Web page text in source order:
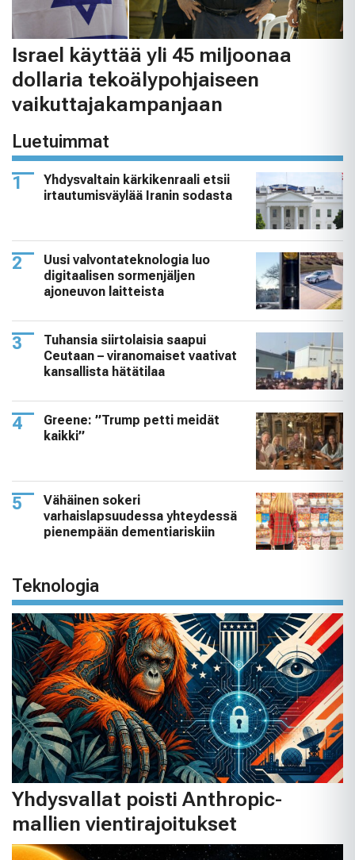
Israel käyttää yli 45 miljoonaa
dollaria tekoälypohjaiseen
vaikuttajakampanjaan
Luetuimmat
Yhdysvaltain kärkikenraali etsii
irtautumisväylää Iranin sodasta
Uusi valvontateknologia luo
digitaalisen sormenjäljen
ajoneuvon laitteista
Tuhansia siirtolaisia saapui
Ceutaan – viranomaiset vaativat
kansallista hätätilaa
Greene: ”Trump petti meidät
kaikki”
Vähäinen sokeri
varhaislapsuudessa yhteydessä
pienempään dementiariskiin
Teknologia
Yhdysvallat poisti Anthropic-
mallien vientirajoitukset